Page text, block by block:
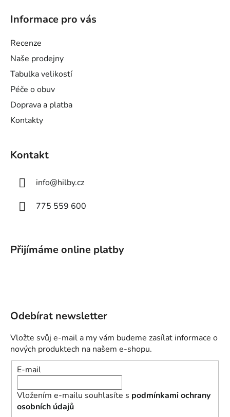
Informace pro vás
Recenze
Naše prodejny
Tabulka velikostí
Péče o obuv
Doprava a platba
Kontakty
Kontakt
info@hilby.cz
775 559 600
Přijímáme online platby
Odebírat newsletter
Vložte svůj e-mail a my vám budeme zasílat informace o
nových produktech na našem e-shopu.
E-mail
Vložením e-mailu souhlasíte s podmínkami ochrany
osobních údajů